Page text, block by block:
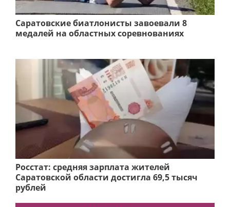
Саратовские биатлонисты завоевали 8
медалей на областных соревнованиях
Росстат: средняя зарплата жителей
Саратовской области достигла 69,5 тысяч
рублей